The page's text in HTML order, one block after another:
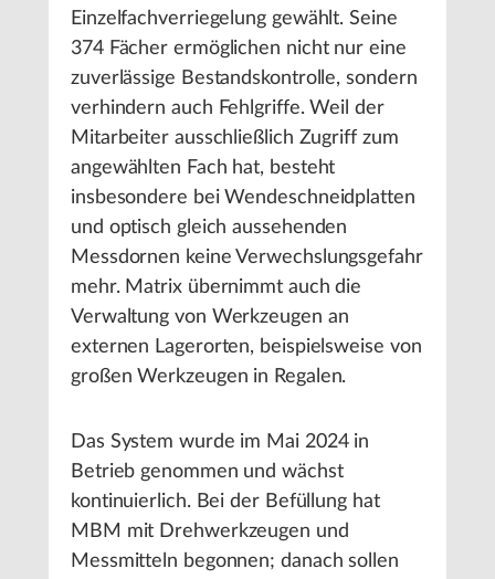
Einzelfachverriegelung gewählt. Seine
374 Fächer ermöglichen nicht nur eine
zuverlässige Bestandskontrolle, sondern
verhindern auch Fehlgriffe. Weil der
Mitarbeiter ausschließlich Zugriff zum
angewählten Fach hat, besteht
insbesondere bei Wendeschneidplatten
und optisch gleich aussehenden
Messdornen keine Verwechslungsgefahr
mehr. Matrix übernimmt auch die
Verwaltung von Werkzeugen an
externen Lagerorten, beispielsweise von
großen Werkzeugen in Regalen.
Das System wurde im Mai 2024 in
Betrieb genommen und wächst
kontinuierlich. Bei der Befüllung hat
MBM mit Drehwerkzeugen und
Messmitteln begonnen; danach sollen